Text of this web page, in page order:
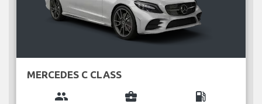
MERCEDES C CLASS
group business_center local_gas_station